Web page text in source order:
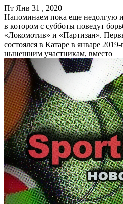
Пт Янв 31 , 2020
Напоминаем пока еще недолгую
в котором с субботы поведут
«Локомотив» и «Партизан».
состоялся в Катаре в январе
нынешним участникам, вместо